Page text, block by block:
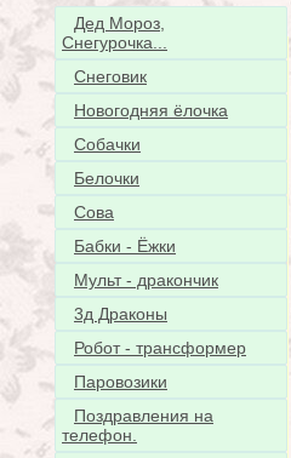
Дед Мороз,
Снегурочка...
Снеговик
Новогодняя ёлочка
Собачки
Белочки
Сова
Бабки - Ёжки
Мульт - дракончик
3д Драконы
Робот - трансформер
Паровозики
Поздравления на
телефон.